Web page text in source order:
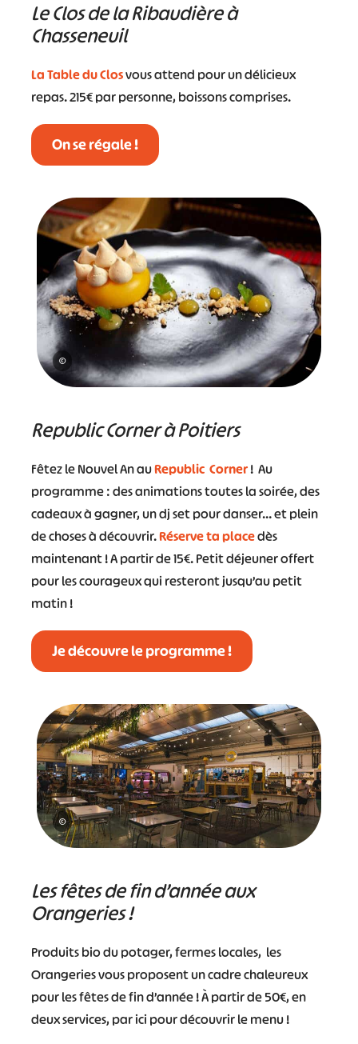
Le Clos de la Ribaudière à
Chasseneuil
La Table du Closvous attend pour un délicieux
repas. 215€ par personne, boissons comprises.
On se régale !
©
Republic Corner à Poitiers
Fêtez le Nouvel An auRepublic Corner! Au
programme : des animations toutes la soirée, des
cadeaux à gagner, un dj set pour danser… et plein
de choses à découvrir.Réserve ta placedès
maintenant ! A partir de 15€. Petit déjeuner offert
pour les courageux qui resteront jusqu’au petit
matin !
Je découvre le programme !
©
Les fêtes de fin d’année aux
Orangeries !
Produits bio du potager, fermes locales, les
Orangeries vous proposent un cadre chaleureux
pour les fêtes de fin d’année ! À partir de 50€, en
deux services, par ici pour découvrir le menu !